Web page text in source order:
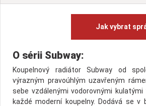
Jak vybrat
O sérii Subway:
Koupelnový radiátor Subway od
výrazným pravoúhlým uzavřeným
sebe vzdálenými vodorovnými
každé moderní koupelny. Dodává se v